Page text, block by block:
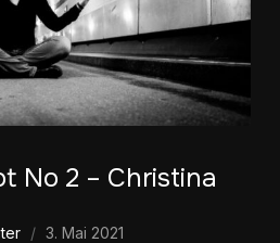
No 2 – Christina
3. Mai 2021